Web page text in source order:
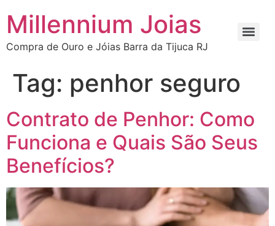
Millennium Joias
Compra de Ouro e Jóias Barra da Tijuca RJ
Tag: penhor seguro
Contrato de Penhor: Como
Funciona e Quais São Seus
Benefícios?